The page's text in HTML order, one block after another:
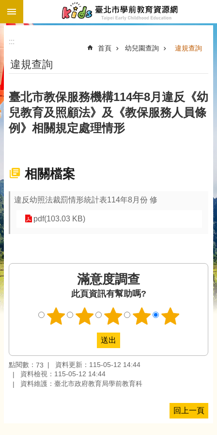
跳到主要內容區塊
:::
首頁 幼兒園查詢 違規查詢
違規查詢
臺北市教保服務機構114年8月違反《幼
兒教育及照顧法》及《教保服務人員條
例》相關規定處理情形
相關檔案
違反幼照法裁罰情形統計表114年8月份 修
pdf(103.03 KB)
滿意度調查
此頁資訊有幫助嗎?
點閱數： 73
資料更新：115-05-12 14:44
資料檢視：115-05-12 14:44
資料維護：臺北市政府教育局學前教育科
回上一頁